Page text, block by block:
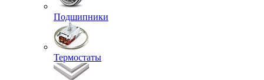
Подшипники
Термостаты